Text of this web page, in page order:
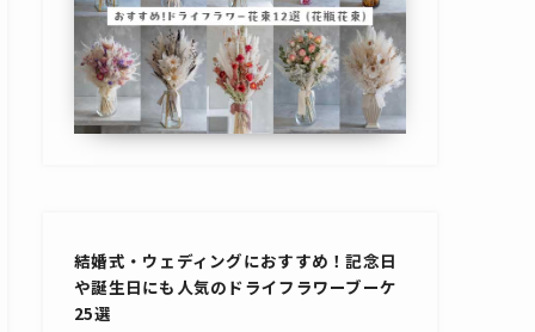
結婚式・ウェディングにおすすめ！記念日
や誕生日にも人気のドライフラワーブーケ
25選